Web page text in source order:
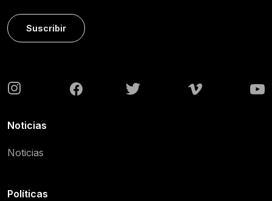
Suscribir
Noticias
Noticias
Políticas